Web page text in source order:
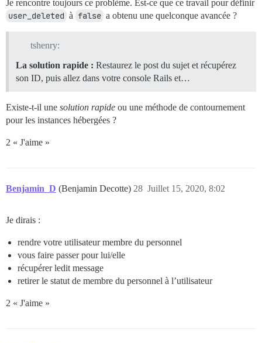
Je rencontre toujours ce problème. Est-ce que ce travail pour définir
user_deleted à false a obtenu une quelconque avancée ?
tshenry:
La solution rapide : Restaurez le post du sujet et récupérez
son ID, puis allez dans votre console Rails et…
Existe-t-il une solution rapide ou une méthode de contournement
pour les instances hébergées ?
2 « J'aime »
Benjamin_D (Benjamin Decotte) Juillet 15, 2020, 8:02
28
Je dirais :
rendre votre utilisateur membre du personnel
vous faire passer pour lui/elle
récupérer ledit message
retirer le statut de membre du personnel à l’utilisateur
2 « J'aime »